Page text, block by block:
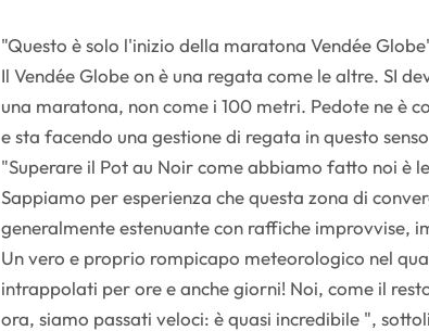
"Questo è solo l'inizio della maratona Vendée
Il Vendée Globe on è una regata come le altre. SI
una maratona, non come i 100 metri. Pedote ne è
e sta facendo una gestione di regata in questo
"Superare il Pot au Noir come abbiamo fatto noi è
Sappiamo per esperienza che questa zona di
generalmente estenuante con raffiche improvvise,
Un vero e proprio rompicapo meteorologico nel
intrappolati per ore e anche giorni! Noi, come il
ora, siamo passati veloci: è quasi incredibile ",